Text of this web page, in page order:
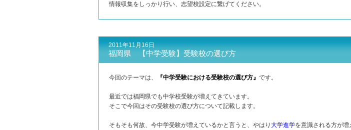
情報収集をしっかり行い、志望校設定に繋げてください。
2011年11月16日
福岡県 【中学受験】受験校の選び方
今回のテーマは、 『中学受験における受験校の選び方』 です。
最近では福岡県でも中学校受験が増えてきています。
そこで今回はその受験校の選び方について記載します。
そもそも何故、今中学受験が増えているかと言うと、やはり 大学進学を意識される方が増